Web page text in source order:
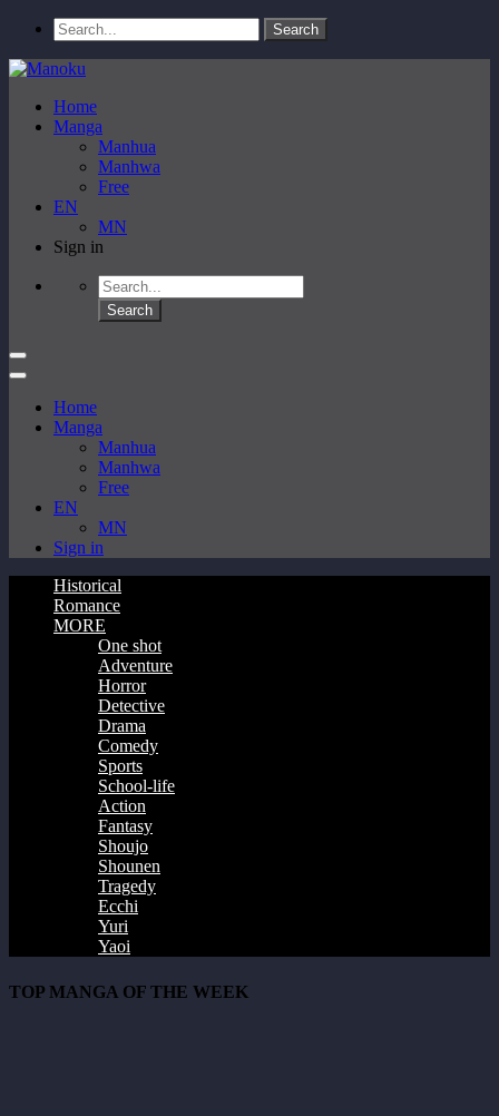
Home
Manga
Manhua
Manhwa
Free
EN
MN
Sign in
Home
Manga
Manhua
Manhwa
Free
EN
MN
Sign in
Historical
Romance
MORE
One shot
Adventure
Horror
Detective
Drama
Comedy
Sports
School-life
Action
Fantasy
Shoujo
Shounen
Tragedy
Ecchi
Yuri
Yaoi
TOP MANGA OF THE WEEK